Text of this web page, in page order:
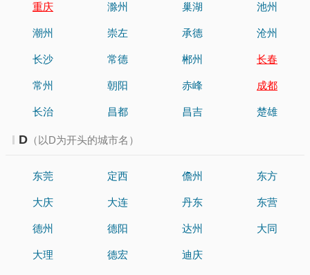
重庆 滁州 巢湖 池州
潮州 崇左 承德 沧州
长沙 常德 郴州 长春
常州 朝阳 赤峰 成都
长治 昌都 昌吉 楚雄
D （以D为开头的城市名）
东莞 定西 儋州 东方
大庆 大连 丹东 东营
德州 德阳 达州 大同
大理 德宏 迪庆